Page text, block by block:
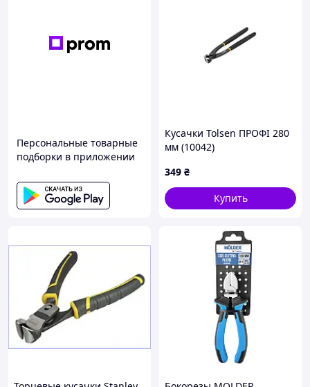
Персональные товарные
подборки в приложении
Кусачки Tolsen ПРОФІ 280
мм (10042)
349 ₴
Купить